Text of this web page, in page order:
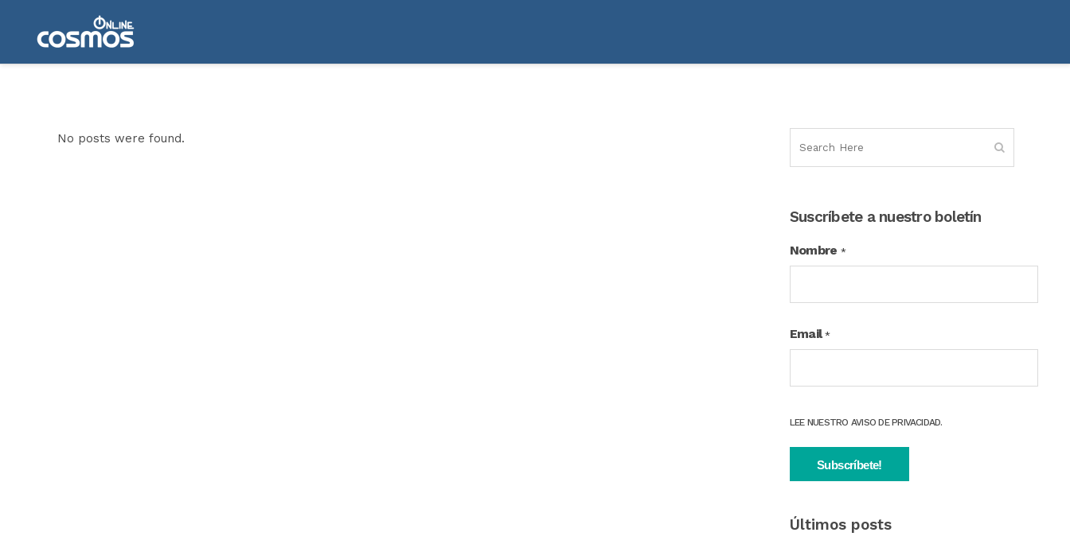
No posts were found.
Suscríbete a nuestro boletín
Nombre *
Email*
LEE NUESTRO AVISO DE PRIVACIDAD.
Últimos posts